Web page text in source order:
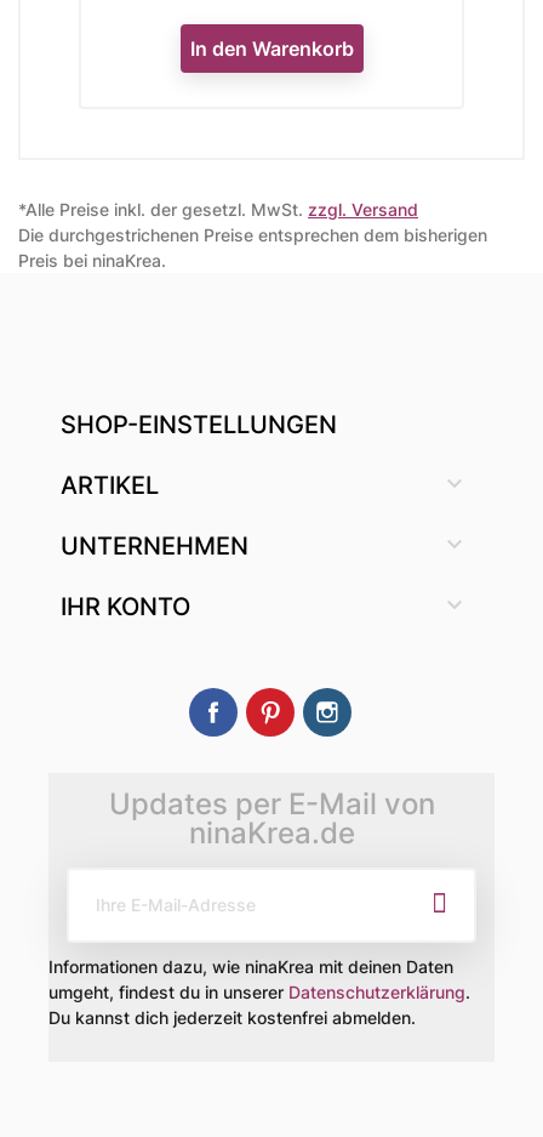
In den Warenkorb
*Alle Preise inkl. der gesetzl. MwSt. zzgl. Versand
Die durchgestrichenen Preise entsprechen dem bisherigen
Preis bei ninaKrea.
SHOP-EINSTELLUNGEN
ARTIKEL 
UNTERNEHMEN 
IHR KONTO 
FacebookPinterest
Updates per E-Mail von
ninaKrea.de
Informationen dazu, wie ninaKrea mit deinen Daten
umgeht, findest du in unserer Datenschutzerklärung.
Du kannst dich jederzeit kostenfrei abmelden.